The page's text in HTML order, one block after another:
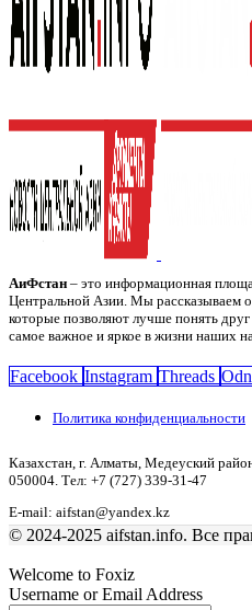
АиФстан – это информационная
Центральной Азии. Мы рассказываем
которые позволяют лучше понять
самое важное и яркое в жизни наших
Facebook Instagram Threads
Политика конфиденциальности
Казахстан, г. Алматы, Медеуский
050004. Тел: +7 (727) 339-31-47
E-mail: aifstan@yandex.kz
© 2024-2025 aifstan.info. Все
Welcome to Foxiz
Username or Email Address